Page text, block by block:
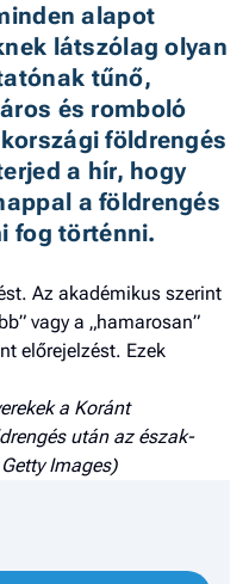
alapot
látszólag olyan
tűnő,
és romboló
földrengés
a hír, hogy
a földrengés
fog történni.
Az akadémikus szerint
vagy a „hamarosan”
előrejelzést. Ezek
a Koránt
után az észak-
Images)